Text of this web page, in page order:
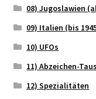
08) Jugoslawien
09) Italien (bis
10) UFOs
11) Abzeichen-
12) Spezialitäten